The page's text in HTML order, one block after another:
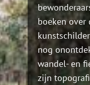
boeken over
nog
wandel- en
zijn